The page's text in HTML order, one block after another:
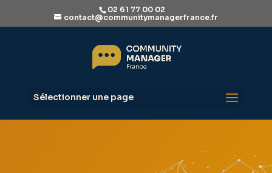
02 61 77 00 02
contact@communitymanagerfrance.fr
Sélectionner une page